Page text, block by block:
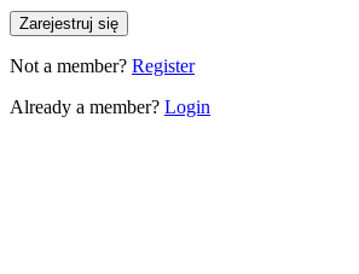
Zarejestruj się
Not a member? Register
Already a member? Login